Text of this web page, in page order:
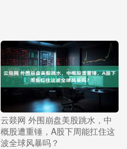
云燚网 外围崩盘美股跳水，中
概股遭重锤，A股下周能扛住这
波全球风暴吗？